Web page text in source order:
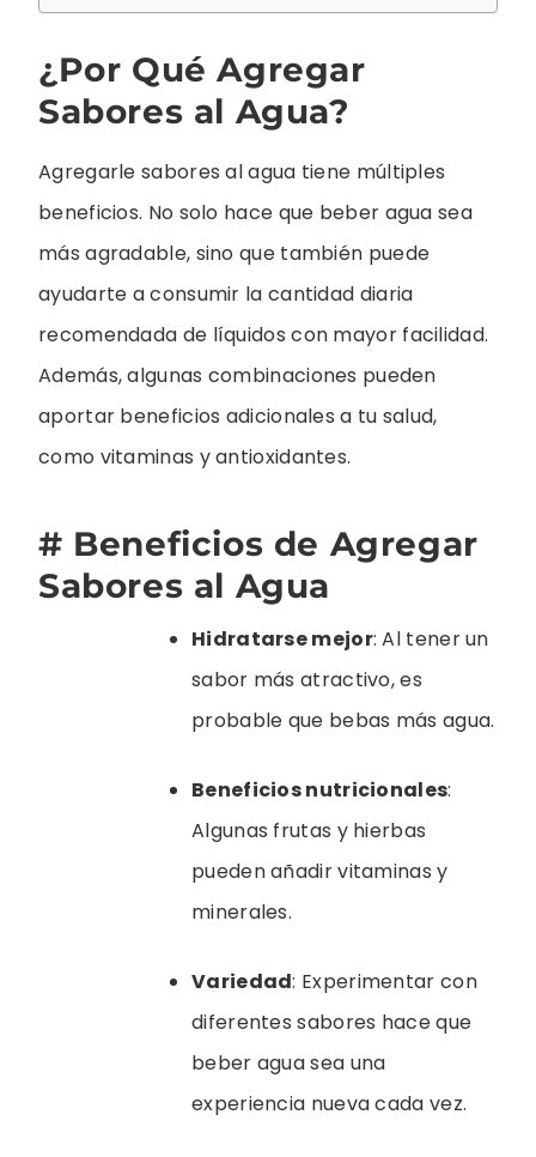
¿Por Qué Agregar
Sabores al Agua?
Agregarle sabores al agua tiene múltiples
beneficios. No solo hace que beber agua sea
más agradable, sino que también puede
ayudarte a consumir la cantidad diaria
recomendada de líquidos con mayor facilidad.
Además, algunas combinaciones pueden
aportar beneficios adicionales a tu salud,
como vitaminas y antioxidantes.
# Beneficios de Agregar
Sabores al Agua
Hidratarse mejor: Al tener un
sabor más atractivo, es
probable que bebas más agua.
Beneficios nutricionales:
Algunas frutas y hierbas
pueden añadir vitaminas y
minerales.
Variedad: Experimentar con
diferentes sabores hace que
beber agua sea una
experiencia nueva cada vez.